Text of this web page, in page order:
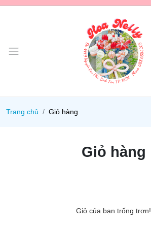
Trang chủ Giỏ hàng
Giỏ hàng
Giỏ của bạn trống trơn!